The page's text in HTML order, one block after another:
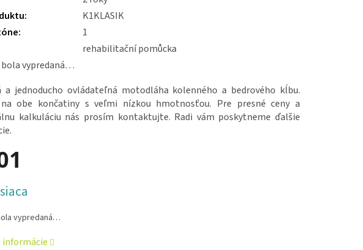
:
K1KLASIK
:
1
rehabilitační pomůcka
vypredaná…
a jednoducho ovládateľná motodláha kolenného a bedrového kĺbu.
na obe končatiny s veľmi nízkou hmotnosťou. Pre presné ceny a
kalkuláciu nás prosím kontaktujte. Radi vám poskytneme ďalšie
vypredaná…